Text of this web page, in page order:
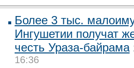
Более 3 тыс.
Ингушетии получат
честь Ураза-байрама
16:36